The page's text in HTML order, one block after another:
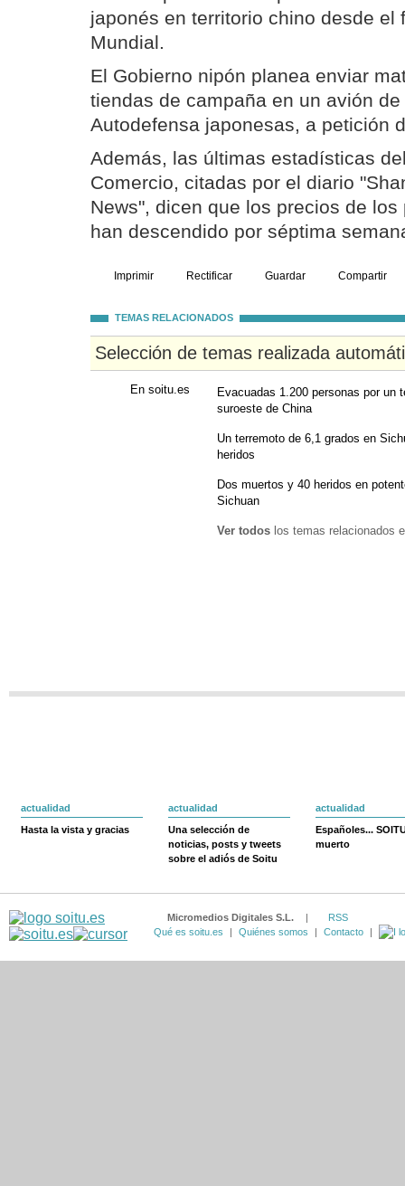
japonés en territorio chino desde el
Mundial.
El Gobierno nipón planea enviar
tiendas de campaña en un avión
Autodefensa japonesas, a petición
Además, las últimas estadísticas
Comercio, citadas por el diario
News", dicen que los precios de
han descendido por séptima
Imprimir Rectificar Guardar Compartir
TEMAS RELACIONADOS
Selección de temas realizada
En soitu.es
Evacuadas 1.200 personas por un
suroeste de China
Un terremoto de 6,1 grados en
heridos
Dos muertos y 40 heridos en
Sichuan
Ver todos los temas relacionados
actualidad
Hasta la vista y gracias
actualidad
Una selección de
noticias, posts y tweets
sobre el adiós de Soitu
actualidad
Españoles...
muerto
Micromedios Digitales S.L. |
RSS
Qué es soitu.es
| Quiénes somos | Contacto |